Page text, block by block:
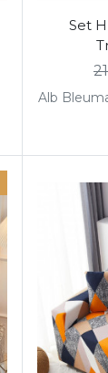
Negru Crem
Set
Alb